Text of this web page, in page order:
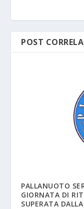
POST
PALLANUOTO
GIORNATA DI
SUPERATA